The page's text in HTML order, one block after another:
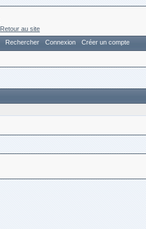
Retour au site
Rechercher Connexion Créer un compte